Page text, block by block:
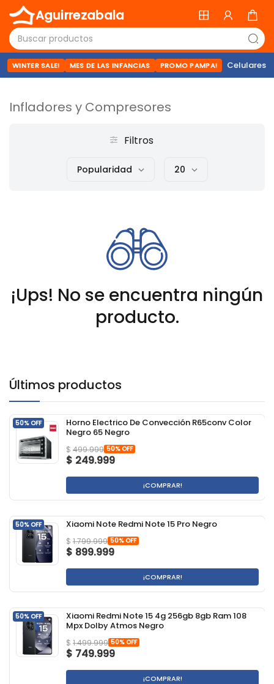
Aguirrezabala
WINTER SALE! MES DE LAS INFANCIAS PROMO PAMPA! Celulares
Últimos productos
50% OFF
Horno Electrico De Convección R65conv Color
Negro 65 Negro
$ 499.999 50% OFF
$ 249.999
¡COMPRAR!
50% OFF Xiaomi Note Redmi Note 15 Pro Negro
$ 1.799.999 50% OFF
$ 899.999
¡COMPRAR!
50% OFF
Xiaomi Redmi Note 15 4g 256gb 8gb Ram 108
Mpx Dolby Atmos Negro
$ 1.499.999 50% OFF
$ 749.999
¡COMPRAR!
Infladores y Compresores
Filtros
Popularidad 20
¡Ups! No se encuentra ningún
producto.